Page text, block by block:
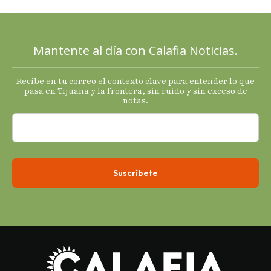
termómetro
s
económicos.
Mantente al día con Calafia Noticias.
Recibe en tu correo el contexto clave para entender lo que
pasa en Tijuana y la frontera, sin ruido y sin exceso de
notas.